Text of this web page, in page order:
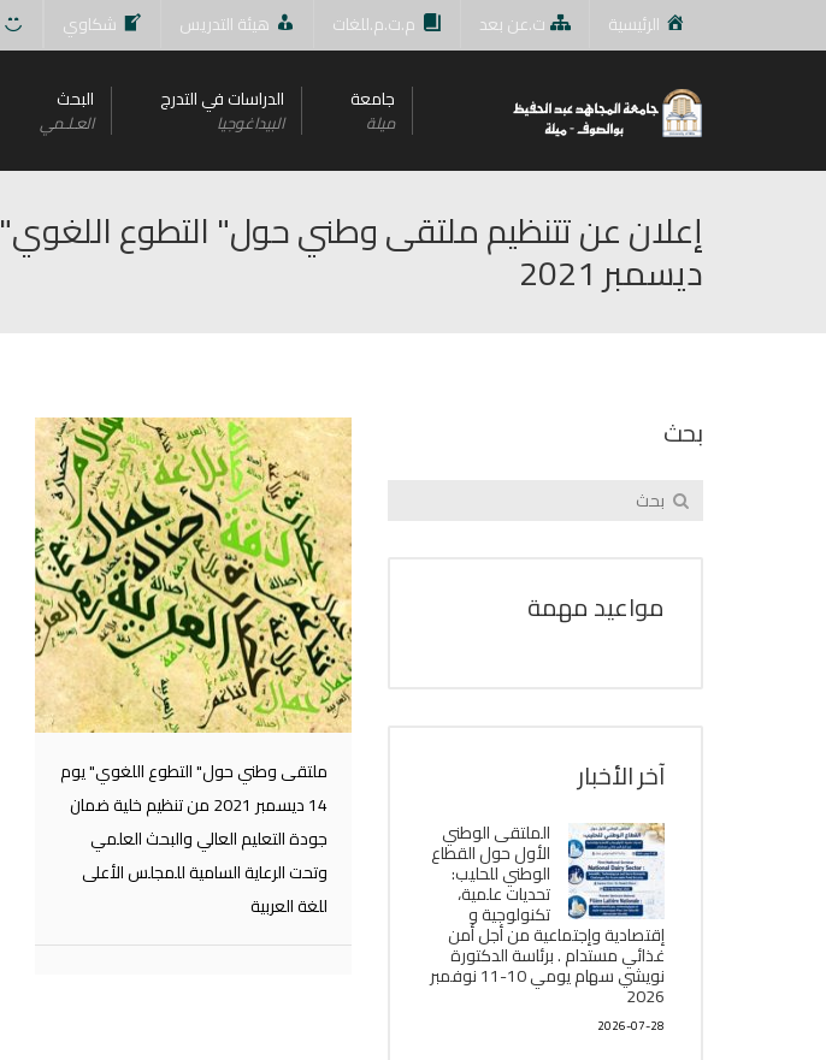
الرئيسية ت.عن بعد م.ت.م.للغات هيئة التدريس شكاوي
جامعة
ميلة
الدراسات في التدرج
البيداغوجيا
البحث
العـلـمي
ديسمبر 2021
ملتقى وطني حول" التطوع اللغوي" يوم
14 ديسمبر 2021 من تنظيم خلية ضمان
جودة التعليم العالي والبحث العلمي
وتحت الرعاية السامية للمجلس الأعلى
للغة العربية
بحث
مواعيد مهمة
آخر الأخبار
الملتقى الوطني
الأول حول القطاع
الوطني للحليب:
تحديات علمية،
تكنولوجية و
إقتصادية وإجتماعية من أجل أمن
غذائي مستدام . برئاسة الدكتورة
نويشي سهام يومي 10-11 نوفمبر
2026
2026-07-28